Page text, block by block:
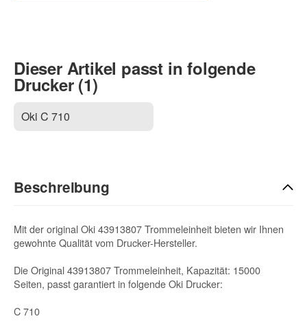
Dieser Artikel passt in folgende
Drucker (1)
Oki C 710
Beschreibung
Mit der original Oki 43913807 Trommeleinheit bieten wir Ihnen
gewohnte Qualität vom Drucker-Hersteller.
Die Original 43913807 Trommeleinheit, Kapazität: 15000
Seiten, passt garantiert in folgende Oki Drucker:
C 710